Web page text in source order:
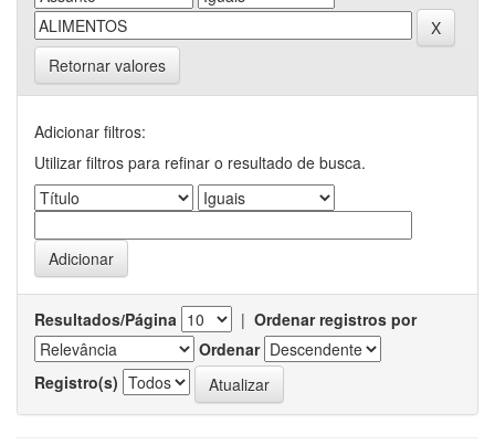
Retornar valores
Adicionar filtros:
Utilizar filtros para refinar o resultado de busca.
Resultados/Página | Ordenar registros por
Ordenar
Registro(s)